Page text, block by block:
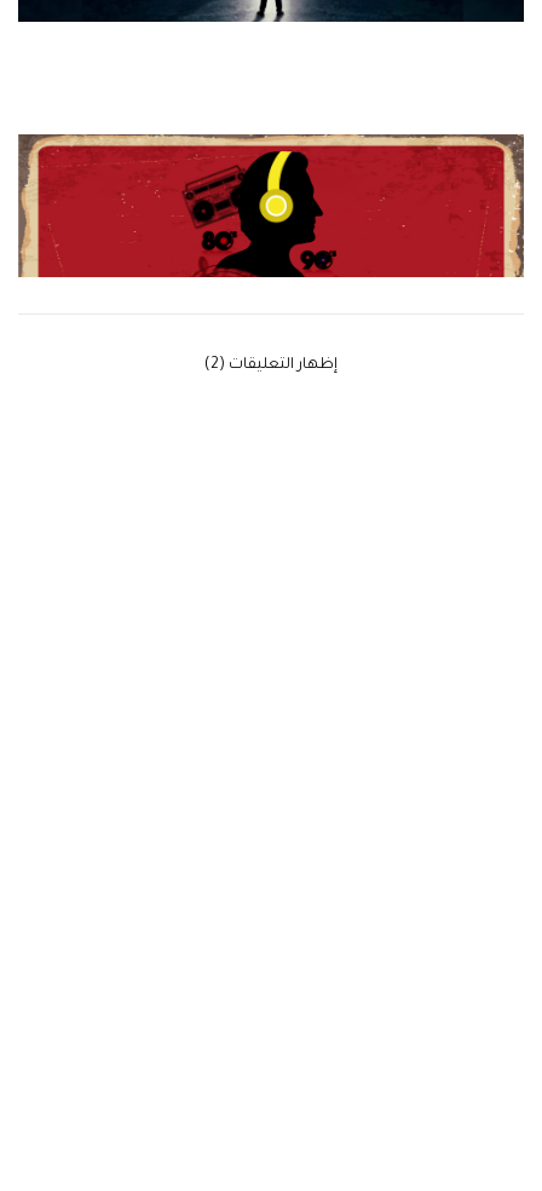
‫إظهار التعليقات (2)